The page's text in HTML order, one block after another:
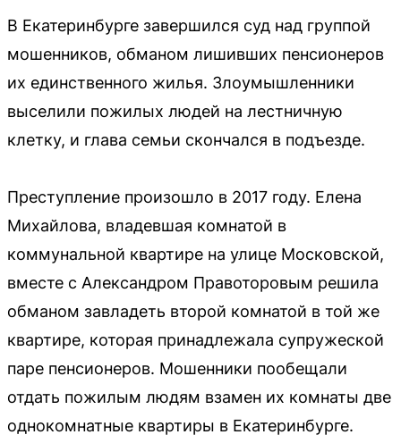
В Екатеринбурге завершился суд над группой
мошенников, обманом лишивших пенсионеров
их единственного жилья. Злоумышленники
выселили пожилых людей на лестничную
клетку, и глава семьи скончался в подъезде.
Преступление произошло в 2017 году. Елена
Михайлова, владевшая комнатой в
коммунальной квартире на улице Московской,
вместе с Александром Правоторовым решила
обманом завладеть второй комнатой в той же
квартире, которая принадлежала супружеской
паре пенсионеров. Мошенники пообещали
отдать пожилым людям взамен их комнаты две
однокомнатные квартиры в Екатеринбурге.